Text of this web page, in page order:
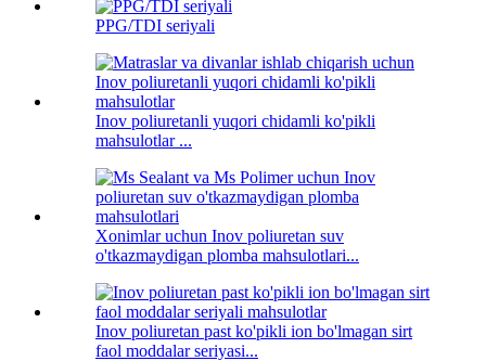
PPG/TDI seriyali
Inov poliuretanli yuqori chidamli ko'pikli
mahsulotlar ...
Xonimlar uchun Inov poliuretan suv
o'tkazmaydigan plomba mahsulotlari...
Inov poliuretan past ko'pikli ion bo'lmagan sirt
faol moddalar seriyasi...